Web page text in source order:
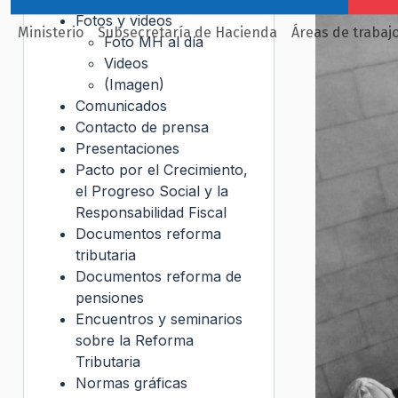
Ministerio Subsecretaría de Hacienda Áreas de
Fotos y videos
Foto MH al día
Videos
(Imagen)
Comunicados
Contacto de prensa
Presentaciones
Pacto por el Crecimiento,
el Progreso Social y la
Responsabilidad Fiscal
Documentos reforma
tributaria
Documentos reforma de
pensiones
Encuentros y seminarios
sobre la Reforma
Tributaria
Normas gráficas